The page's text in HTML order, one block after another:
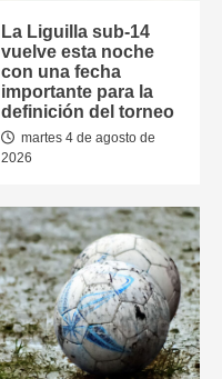
La Liguilla sub-14
vuelve esta noche
con una fecha
importante para la
definición del torneo
martes 4 de agosto de
2026